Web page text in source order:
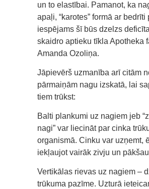
un to elastībai. Pamanot, ka
apaļi, “karotes” formā ar bedrīti
iespējams šī būs dzelzs
skaidro aptieku tīkla Apotheka
Amanda Ozoliņa.
Jāpievērš uzmanība arī citām
pārmaiņām nagu izskatā, lai
tiem trūkst:
Balti plankumi uz nagiem jeb
nagi” var liecināt par cinka
organismā. Cinku var uzņemt,
iekļaujot vairāk zivju un
Vertikālas rievas uz nagiem –
trūkuma pazīme. Uzturā